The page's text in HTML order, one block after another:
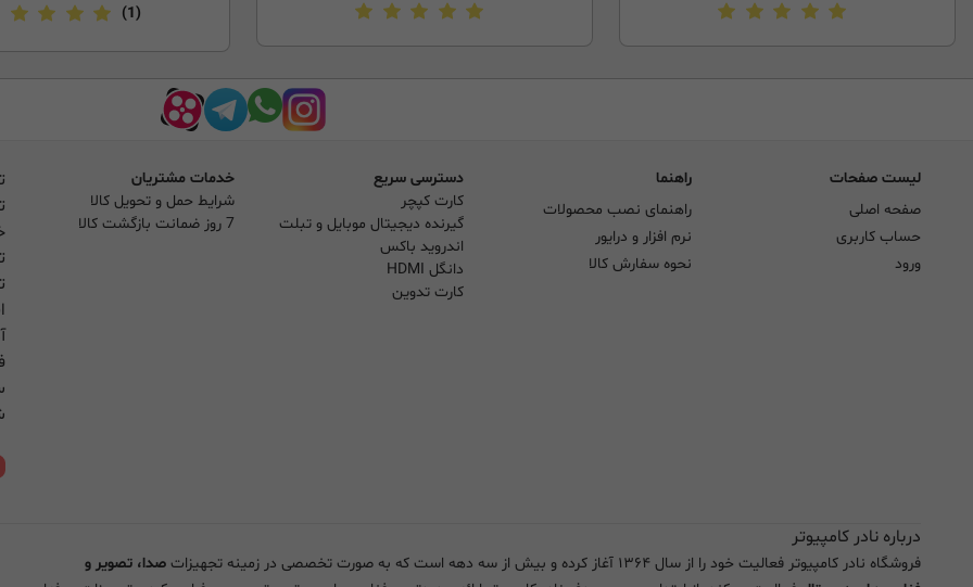
(1)
لیست صفحات
صفحه اصلی
حساب کاربری
ورود
راهنما
راهنمای نصب محصولات
نرم افزار و درایور
نحوه سفارش کالا
دسترسی سریع
کارت کپچر
گیرنده دیجیتال موبایل و تبلت
اندروید باکس
دانگل HDMI
کارت تدوین
خدمات مشتریان
شرایط حمل و تحویل کالا
7 روز ضمانت بازگشت کالا
درباره نادر کامپیوتر
فروشگاه نادر کامپیوتر فعالیت خود را از سال ۱۳۶۴ آغاز کرده و بیش از سه دهه است که به صورت تخصصی در زمینه تجهیزات
صدا، تصویر و